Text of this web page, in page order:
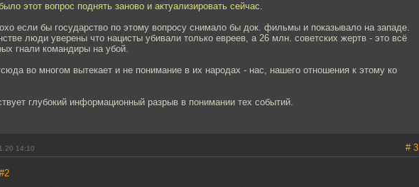
этот вопрос поднять заново и актуализировать сейчас.
если бы государство по этому вопросу снимало бы док. фильмы и показывало на западе.
люди уверены что нацисты убивали только евреев, а 26 млн. советских жертв - это всё
гнали командиры на убой.
во многом вытекает и не понимание в их народах - нас, нашего отношения к этому ко
глубокий информационный разрыв в понимании тех событий.
14:10 # 3
#2